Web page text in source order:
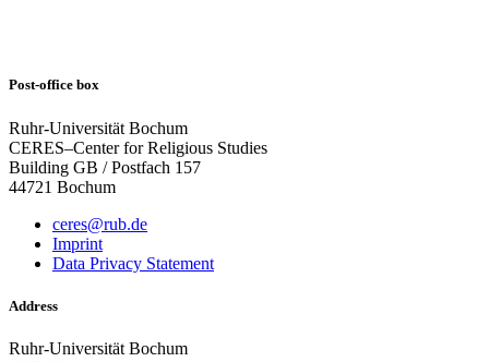
Post-office box
Ruhr-Universität Bochum
CERES–Center for Religious Studies
Building GB / Postfach 157
44721 Bochum
ceres@rub.de
Imprint
Data Privacy Statement
Address
Ruhr-Universität Bochum